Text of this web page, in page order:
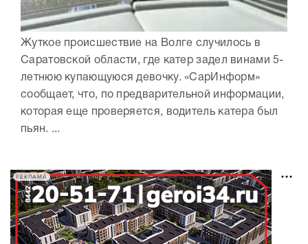
Жуткое происшествие на Волге случилось в
Саратовской области, где катер задел винами 5-
летнюю купающуюся девочку. «СарИнформ»
сообщает, что, по предварительной информации,
которая еще проверяется, водитель катера был
пьян. ...
РЕКЛАМА